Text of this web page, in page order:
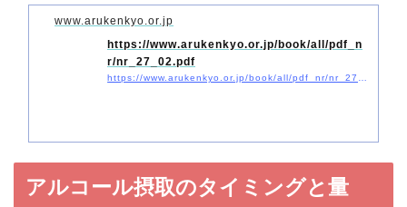
www.arukenkyo.or.jp
https://www.arukenkyo.or.jp/book/all/pdf_n
r/nr_27_02.pdf
アルコール摂取のタイミングと量